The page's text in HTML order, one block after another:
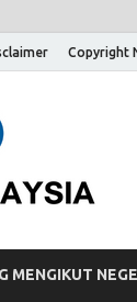
Copyright
MENGIKUT